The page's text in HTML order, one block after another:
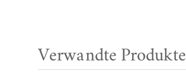
Verwandte Produkte